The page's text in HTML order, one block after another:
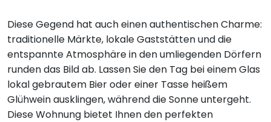
Diese Gegend hat auch einen authentischen Charme:
traditionelle Märkte, lokale Gaststätten und die
entspannte Atmosphäre in den umliegenden Dörfern
runden das Bild ab. Lassen Sie den Tag bei einem Glas
lokal gebrautem Bier oder einer Tasse heißem
Glühwein ausklingen, während die Sonne untergeht.
Diese Wohnung bietet Ihnen den perfekten